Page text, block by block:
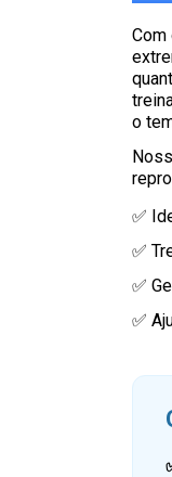
Com
o
✅
✅
✅
✅